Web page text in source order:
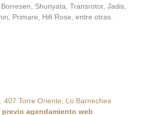
Shunyata, Transrotor, Jadis,
Primare, Hifi Rose, entre otras.
407 Torre Oriente, Lo Barnechea
previo agendamiento web